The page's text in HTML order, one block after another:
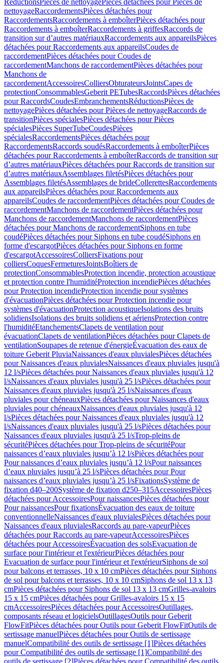
RéductionsPièces de nettoyagePièces détachées pour Pièces de
nettoyageRaccordementsPièces détachées pour
RaccordementsRaccordements à emboîterPièces détachées pour
Raccordements à emboîterRaccordements à griffesRaccords de
transition sur d’autres matériauxRaccordements aux appareilsPièces
détachées pour Raccordements aux appareilsCoudes de
raccordementPièces détachées pour Coudes de
raccordementManchons de raccordementPièces détachées pour
Manchons de
raccordementAccessoiresColliersObturateursJointsCapes de
protectionConsommablesGeberit PETubesRaccordsPièces détachées
pour RaccordsCoudesEmbranchementsRéductionsPièces de
nettoyagePièces détachées pour Pièces de nettoyageRaccords de
transitionPièces spécialesPièces détachées pour Pièces
spécialesPièces SuperTubeCoudesPièces
spécialesRaccordementsPièces détachées pour
RaccordementsRaccords soudésRaccordements à emboîterPièces
détachées pour Raccordements à emboîterRaccords de transition sur
d’autres matériauxPièces détachées pour Raccords de transition sur
d’autres matériauxAssemblages filetésPièces détachées pour
Assemblages filetésAssemblages de brideCollerettesRaccordements
aux appareilsPièces détachées pour Raccordements aux
appareilsCoudes de raccordementPièces détachées pour Coudes de
raccordementManchons de raccordementPièces détachées pour
Manchons de raccordementManchons de raccordementPièces
détachées pour Manchons de raccordementSiphons en tube
coudéPièces détachées pour Siphons en tube coudéSiphons en
forme d'escargotPièces détachées pour Siphons en forme
d'escargotAccessoiresColliersFixations pour
colliersCoquesFermeturesJointsBoîtiers de
protectionConsommablesProtection incendie, protection acoustique
et protection contre l'humiditéProtection incendiePièces détachées
pour Protection incendieProtection incendie pour systèmes
d'évacuationPièces détachées pour Protection incendie pour
systèmes d'évacuationProtection acoustiqueIsolations des bruits
solidiensIsolations des bruits solidiens et aériensProtection contre
l'humiditéEtanchementsClapets de ventilation pour
évacuationClapets de ventilationPièces détachées pour Clapets de
ventilationSoupapes de retenue d'énergieÉvacuation des eaux de
toiture Geberit PluviaNaissances d'eaux pluvialesPièces détachées
pour Naissances d'eaux pluvialesNaissances d'eaux pluviales jusqu'à
12 l/sPièces détachées pour Naissances d'eaux pluviales jusqu'à 12
l/sNaissances d'eaux pluviales jusqu'à 25 l/sPièces détachées pour
Naissances d'eaux pluviales jusqu'à 25 l/sNaissances d'eaux
pluviales pour chéneauxPièces détachées pour Naissances d'eaux
pluviales pour chéneauxNaissances d'eaux pluviales jusqu'à 12
l/sPièces détachées pour Naissances d'eaux pluviales jusqu'à 12
l/sNaissances d'eaux pluviales jusqu'à 25 l/sPièces détachées pour
Naissances d'eaux pluviales jusqu'à 25 l/sTrop-pleins de
sécuritéPièces détachées pour Trop-pleins de sécuritéPour
naissances d’eaux pluviales jusqu’à 12 l/sPièces détachées pour
Pour naissances d’eaux pluviales jusqu’à 12 l/sPour naissances
d’eaux pluviales jusqu’à 25 l/sPièces détachées pour Pour
naissances d’eaux pluviales jusqu’à 25 l/sFixationsSystème de
fixation d40–200Système de fixation d250–315AccessoiresPièces
détachées pour AccessoiresPour naissancesPièces détachées pour
Pour naissancesPour fixationsÉvacuation des eaux de toiture
conventionnelleNaissances d'eaux pluvialesPièces détachées pour
Naissances d'eaux pluvialesRaccords au pare-vapeurPièces
détachées pour Raccords au pare-vapeurAccessoiresPièces
détachées pour AccessoiresÉvacuation des solsEvacuation de
surface pour l'intérieur et l'extérieurPièces détachées pour
Evacuation de surface pour l'intérieur et l'extérieurSiphons de sol
pour balcons et terrasses, 10 x 10 cmPièces détachées pour Siphons
de sol pour balcons et terrasses, 10 x 10 cmSiphons de sol 13 x 13
cmPièces détachées pour Siphons de sol 13 x 13 cmGrilles-avaloirs
15 x 15 cmPièces détachées pour Grilles-avaloirs 15 x 15
cmAccessoiresPièces détachées pour AccessoiresOutillages,
composants réseau et logicielsOutillagesOutils pour Geberit
FlowFitPièces détachées pour Outils pour Geberit FlowFitOutils de
sertissage manuelPièces détachées pour Outils de sertissage
manuelCompatibilité des outils de sertissage [1]Pièces détachées
pour Compatibilité des outils de sertissage [1]Compatibilité des
outils de sertissage [2]Pièces détachées pour Compatibilité des outils